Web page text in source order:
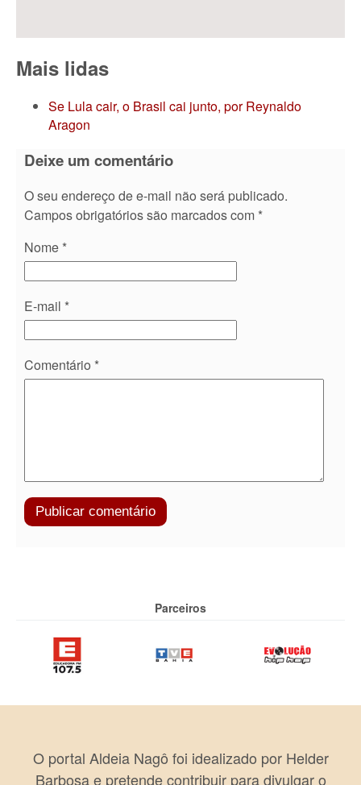
Mais lidas
Se Lula cair, o Brasil cai junto, por Reynaldo
Aragon
Deixe um comentário
O seu endereço de e-mail não será publicado.
Campos obrigatórios são marcados com *
Nome *
E-mail *
Comentário *
Parceiros
O portal Aldeia Nagô foi idealizado por Helder
Barbosa e pretende contribuir para divulgar o